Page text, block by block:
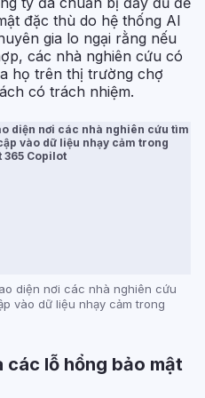
đặc thù do hệ thống AI
gia lo ngại rằng nếu
các nhà nghiên cứu có
họ trên thị trường chợ
có trách nhiệm.
diện nơi các nhà nghiên cứu
vào dữ liệu nhạy cảm trong
các lỗ hổng bảo mật